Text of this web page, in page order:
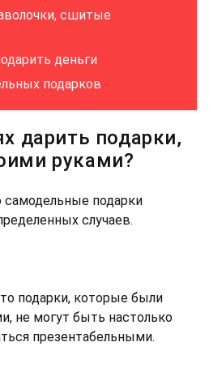
сшитые
деньги
подарков
дарить подарки,
руками?
самодельные подарки
случаев.
подарки, которые были
не могут быть настолько
презентабельными.